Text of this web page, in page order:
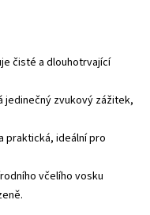
čisté a dlouhotrvající
jedinečný zvukový zážitek,
praktická, ideální pro
včelího vosku